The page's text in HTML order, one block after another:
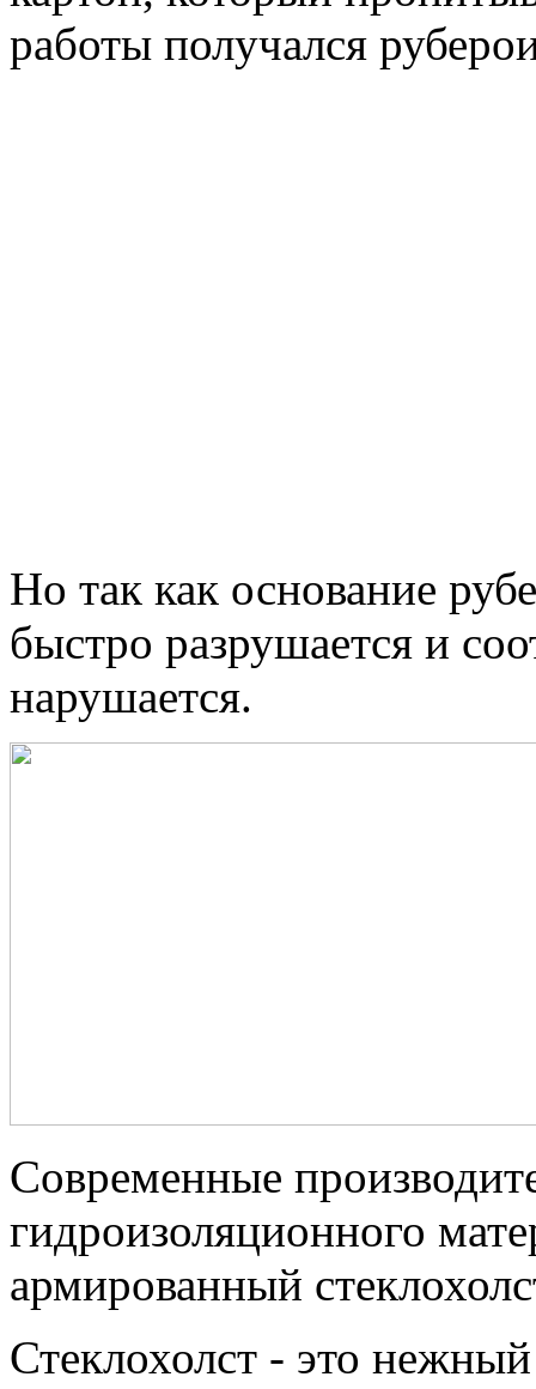
работы получался
Но так как основание
быстро разрушается и
нарушается.
Современные
гидроизоляционного
армированный
Стеклохолст - это